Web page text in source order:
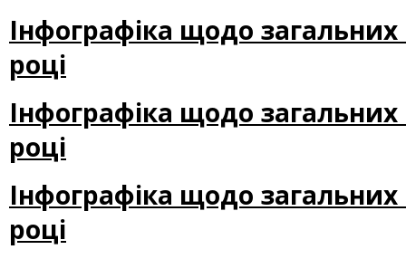
Інфографіка щодо загальних
році
Інфографіка щодо загальних
році
Інфографіка щодо загальних
році